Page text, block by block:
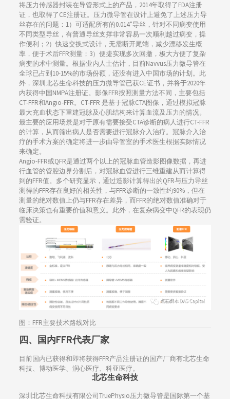
将压力传感器封装在导管形式上的产品，2014年取得了FDA注册
证，也取得了CE注册证。压力微导管在设计上避免了上述压力导
丝存在的问题：1）可适配所有的0.014”导丝，针对不同病变使用
不同类型导丝，有普通导丝支撑非常容易一次顺利越过病变，操
作便利；2）快速交换式设计，无需断开尾端，减少漂移发生概
率，便于术后FFR测量；3）便捷实现多次回撤，极大方便了复杂
病变的术中测量。根据业内人士估计，目前Navvus压力微导管在
全球已占到10-15%的市场份额，还没有进入中国市场的计划。此
外，深圳北芯生命科技的压力微导管已获CE证书，并将于2020年
内获得中国NMPA注册证。影像FFR按照测量方法不同，主要包括
CT-FFR和Angio-FFR。CT-FFR 是基于冠脉CTA图像，通过模拟冠脉
最大充血状态下重建冠脉及心肌结构来计算血流及压力的情况。
最主要的应用场景是对于原有需要接受CTA诊断的病人进行CT-FFR
的计算，从而筛出病人是否需要进行冠脉介入治疗。冠脉介入治
疗的手术方案的确定将进一步由导管室的手术医生根据实际情况
来确定。
Angio-FFR或QFR是通过两个以上的冠脉血管造影图像数据，再进
行血管的管腔边界分割后，对冠脉血管进行三维重建从而计算得
到的FFR值。多个研究显示，通过造影计算得出的QFR与压力导丝
测得的FFR存在良好的相关性，与FFR诊断的一致性约90%，但在
测量的绝对数值上仍与FFR存在差异，而FFR的绝对数值准确对于
临床决策也有重要价值和意义。此外，在复杂病变中QFR的表现仍
需验证。
图：FFR主要技术路线对比
四、 国内FFR代表厂家
目前国内已获得和即将获得FFR产品注册证的国产厂商有北芯生命
科技、博动医学、润心医疗、科亚医疗。
北芯生命科技
深圳北芯生命科技有限公司TruePhysio压力微导管是国际第一个基